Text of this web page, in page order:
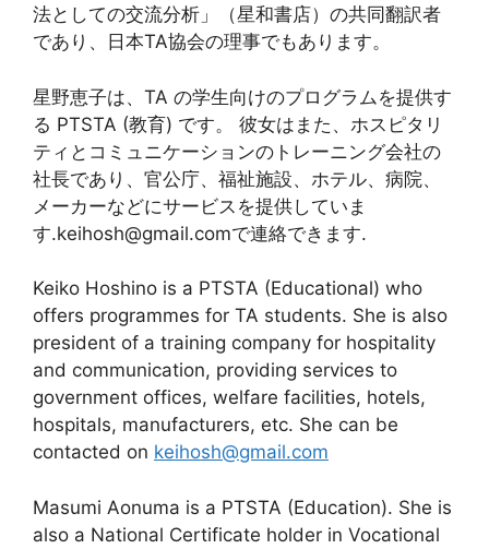
法としての交流分析」（星和書店）の共同翻訳者
であり、日本TA協会の理事でもあります。
星野恵子は、TA の学生向けのプログラムを提供す
る PTSTA (教育) です。 彼女はまた、ホスピタリ
ティとコミュニケーションのトレーニング会社の
社長であり、官公庁、福祉施設、ホテル、病院、
メーカーなどにサービスを提供していま
す.keihosh@gmail.comで連絡できます.
Keiko Hoshino is a PTSTA (Educational) who
offers programmes for TA students. She is also
president of a training company for hospitality
and communication, providing services to
government offices, welfare facilities, hotels,
hospitals, manufacturers, etc. She can be
contacted on keihosh@gmail.com
Masumi Aonuma is a PTSTA (Education). She is
also a National Certificate holder in Vocational